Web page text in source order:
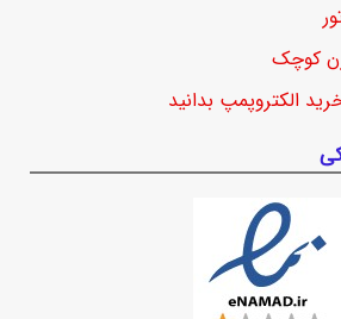
کوچک
الکتروپمپ بدانید